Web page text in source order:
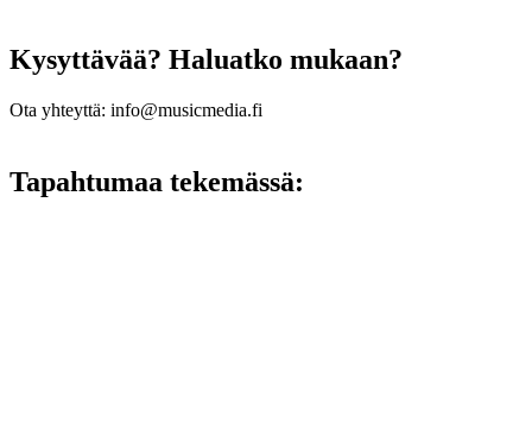
Kysyttävää? Haluatko mukaan?
Ota yhteyttä: info@musicmedia.fi
Tapahtumaa tekemässä: